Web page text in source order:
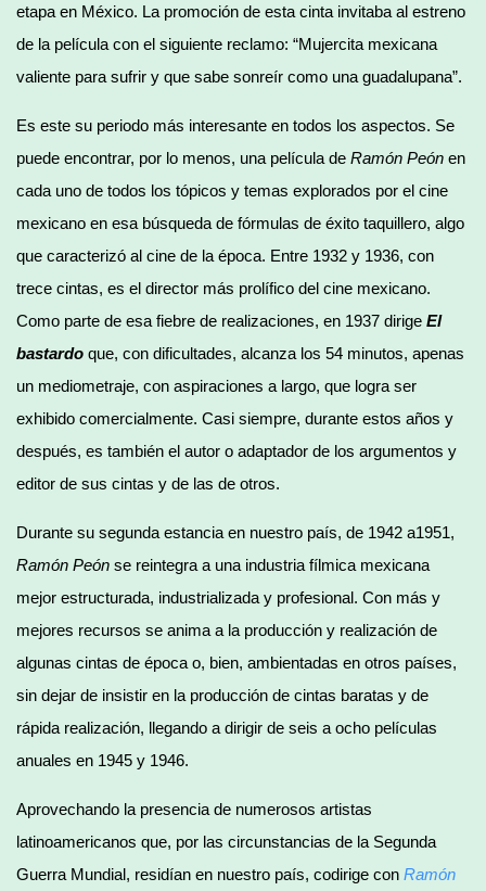
etapa en México. La promoción de esta cinta invitaba al estreno
de la película con el siguiente reclamo: “Mujercita mexicana
valiente para sufrir y que sabe sonreír como una guadalupana”.
Es este su periodo más interesante en todos los aspectos. Se
puede encontrar, por lo menos, una película de Ramón Peón en
cada uno de todos los tópicos y temas explorados por el cine
mexicano en esa búsqueda de fórmulas de éxito taquillero, algo
que caracterizó al cine de la época. Entre 1932 y 1936, con
trece cintas, es el director más prolífico del cine mexicano.
Como parte de esa fiebre de realizaciones, en 1937 dirige El
bastardo que, con dificultades, alcanza los 54 minutos, apenas
un mediometraje, con aspiraciones a largo, que logra ser
exhibido comercialmente. Casi siempre, durante estos años y
después, es también el autor o adaptador de los argumentos y
editor de sus cintas y de las de otros.
Durante su segunda estancia en nuestro país, de 1942 a1951,
Ramón Peón se reintegra a una industria fílmica mexicana
mejor estructurada, industrializada y profesional. Con más y
mejores recursos se anima a la producción y realización de
algunas cintas de época o, bien, ambientadas en otros países,
sin dejar de insistir en la producción de cintas baratas y de
rápida realización, llegando a dirigir de seis a ocho películas
anuales en 1945 y 1946.
Aprovechando la presencia de numerosos artistas
latinoamericanos que, por las circunstancias de la Segunda
Guerra Mundial, residían en nuestro país, codirige con Ramón